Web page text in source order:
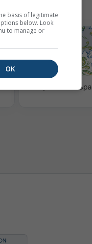
Карта на вятъра
basis of legitimate
below. Look
to manage or
OK